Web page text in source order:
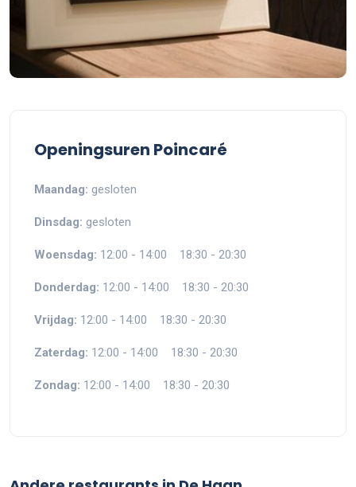
Openingsuren Poincaré
Maandag: gesloten
Dinsdag: gesloten
Woensdag: 12:00 - 14:00 18:30 - 20:30
Donderdag: 12:00 - 14:00 18:30 - 20:30
Vrijdag: 12:00 - 14:00 18:30 - 20:30
Zaterdag: 12:00 - 14:00 18:30 - 20:30
Zondag: 12:00 - 14:00 18:30 - 20:30